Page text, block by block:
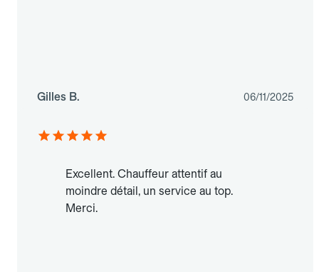
Gilles B. 06/11/2025
Excellent. Chauffeur attentif au
moindre détail, un service au top.
Merci.